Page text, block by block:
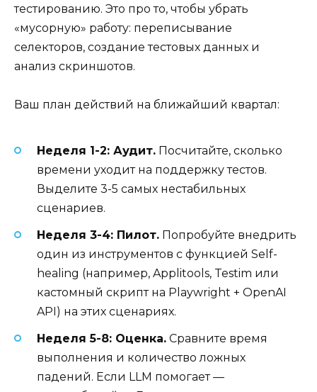
тестированию. Это про то, чтобы убрать
«мусорную» работу: переписывание
селекторов, создание тестовых данных и
анализ скриншотов.
Ваш план действий на ближайший квартал:
Неделя 1-2: Аудит. Посчитайте, сколько
времени уходит на поддержку тестов.
Выделите 3-5 самых нестабильных
сценариев.
Неделя 3-4: Пилот. Попробуйте внедрить
один из инструментов с функцией Self-
healing (например, Applitools, Testim или
кастомный скрипт на Playwright + OpenAI
API) на этих сценариях.
Неделя 5-8: Оценка. Сравните время
выполнения и количество ложных
падений. Если LLM помогает —